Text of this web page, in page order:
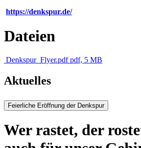
https://denkspur.de/
Dateien
Denkspur_Flyer.pdfpdf, 5 MB
Aktuelles
Feierliche Eröffnung der Denkspur
Wer rastet, der